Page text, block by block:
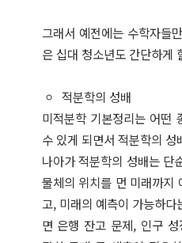
그래서 예전에는 수학자들
은 십대 청소년도 간단하게
적분학의 성배
미적분학 기본정리는 어떤
수 있게 되면서 적분학의 성
나아가 적분학의 성배는 단
물체의 위치를 먼 미래까지
고, 미래의 예측이 가능하
면 은행 잔고 문제, 인구